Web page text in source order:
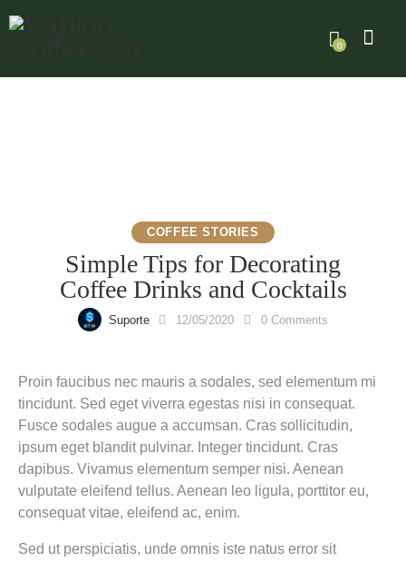
0
COFFEE STORIES
Simple Tips for Decorating
Coffee Drinks and Cocktails
Suporte 12/05/2020 0 Comments
Proin faucibus nec mauris a sodales, sed elementum mi
tincidunt. Sed eget viverra egestas nisi in consequat.
Fusce sodales augue a accumsan. Cras sollicitudin,
ipsum eget blandit pulvinar. Integer tincidunt. Cras
dapibus. Vivamus elementum semper nisi. Aenean
vulputate eleifend tellus. Aenean leo ligula, porttitor eu,
consequat vitae, eleifend ac, enim.
Sed ut perspiciatis, unde omnis iste natus error sit